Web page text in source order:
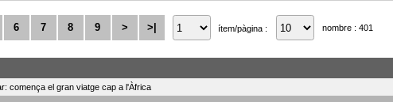
6 7 8 9 > >| ítem/pàgina : nombre : 401
comença el gran viatge cap a l'Àfrica